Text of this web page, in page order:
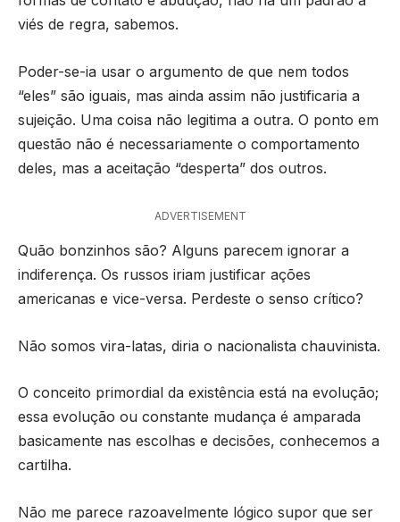
viés de regra, sabemos.
Poder-se-ia usar o argumento de que nem todos
“eles” são iguais, mas ainda assim não justificaria a
sujeição. Uma coisa não legitima a outra. O ponto em
questão não é necessariamente o comportamento
deles, mas a aceitação “desperta” dos outros.
ADVERTISEMENT
Quão bonzinhos são? Alguns parecem ignorar a
indiferença. Os russos iriam justificar ações
americanas e vice-versa. Perdeste o senso crítico?
Não somos vira-latas, diria o nacionalista chauvinista.
O conceito primordial da existência está na evolução;
essa evolução ou constante mudança é amparada
basicamente nas escolhas e decisões, conhecemos a
cartilha.
Não me parece razoavelmente lógico supor que ser